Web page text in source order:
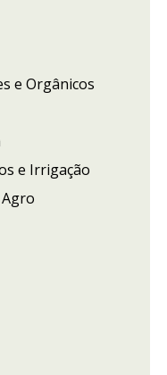
e Orgânicos
e Irrigação